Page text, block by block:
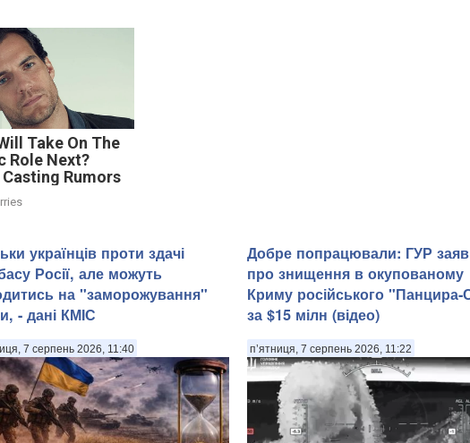
Take On The
Role Next?
Casting Rumors
українців проти здачі
Росії, але можуть
на "заморожування"
- дані КМІС
7 серпень 2026, 11:40
Добре попрацювали: ГУР
про знищення в окупованому
Криму російського "Панцира-
за $15 мілн (відео)
п’ятниця, 7 серпень 2026, 11:22